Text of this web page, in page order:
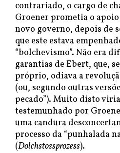
contrariado, o cargo de
Groener prometia o
novo governo, depois de
que este estava
“bolchevismo”. Não era
garantias de Ebert, que,
próprio, odiava a
(ou, segundo outras
pecado”). Muito disto
testemunhado por
uma candura
processo da “punhalada
(Dolchstossprozess).